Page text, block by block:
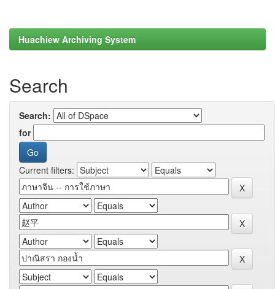
Huachiew Archiving System
Search
Search:
for
Current filters: